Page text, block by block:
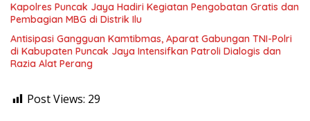
Kapolres Puncak Jaya Hadiri Kegiatan Pengobatan Gratis dan
Pembagian MBG di Distrik Ilu
Antisipasi Gangguan Kamtibmas, Aparat Gabungan TNI-Polri
di Kabupaten Puncak Jaya Intensifkan Patroli Dialogis dan
Razia Alat Perang
Post Views: 29